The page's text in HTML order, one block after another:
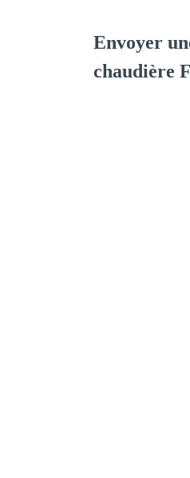
Envoyer
chaudière